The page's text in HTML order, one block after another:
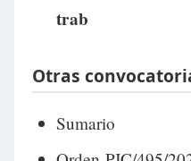
trab
Otras
Sumario